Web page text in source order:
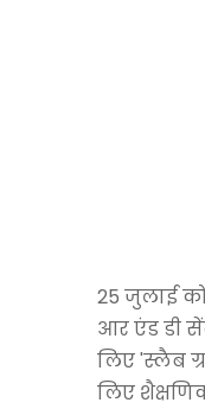
25 जुलाई
आर एंड डी
लिए 'स्लैब
लिए शैक्षणिक